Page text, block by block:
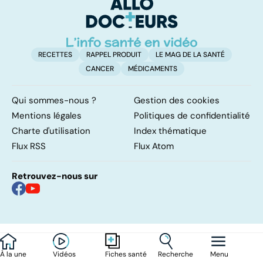
À la une Vidéos Fiches santé Recherche Menu
RECETTES RAPPEL PRODUIT
LE MAG DE LA SANTÉ
CANCER
MÉDICAMENTS
Qui sommes-nous ?
Gestion des cookies
Mentions légales
Politiques de confidentialité
Charte d'utilisation
Index thématique
Flux RSS
Flux Atom
Retrouvez-nous sur